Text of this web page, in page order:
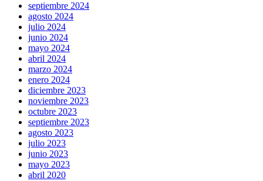
septiembre 2024
agosto 2024
julio 2024
junio 2024
mayo 2024
abril 2024
marzo 2024
enero 2024
diciembre 2023
noviembre 2023
octubre 2023
septiembre 2023
agosto 2023
julio 2023
junio 2023
mayo 2023
abril 2020